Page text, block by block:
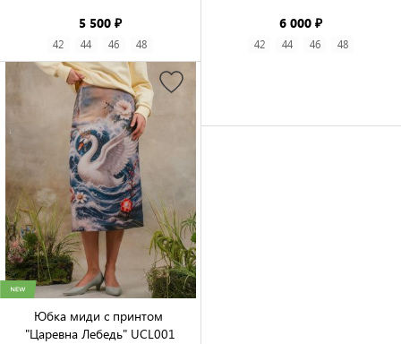
5 500 ₽
42 44 46 48
6 000 ₽
42 44 46 48
Юбка миди с принтом
"Царевна Лебедь" UCL001